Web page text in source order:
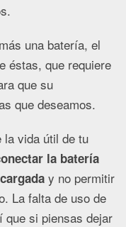
una batería, el
éstas, que requiere
que su
que deseamos.
la vida útil de tu
la batería
y no permitir
La falta de uso de
que si piensas dejar